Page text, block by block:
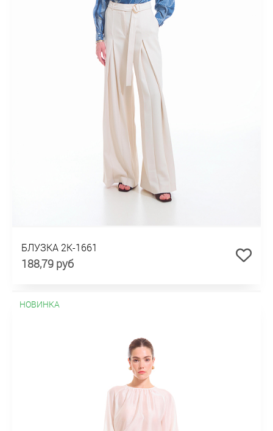
БЛУЗКА 2К-1661
188,79 руб
НОВИНКА